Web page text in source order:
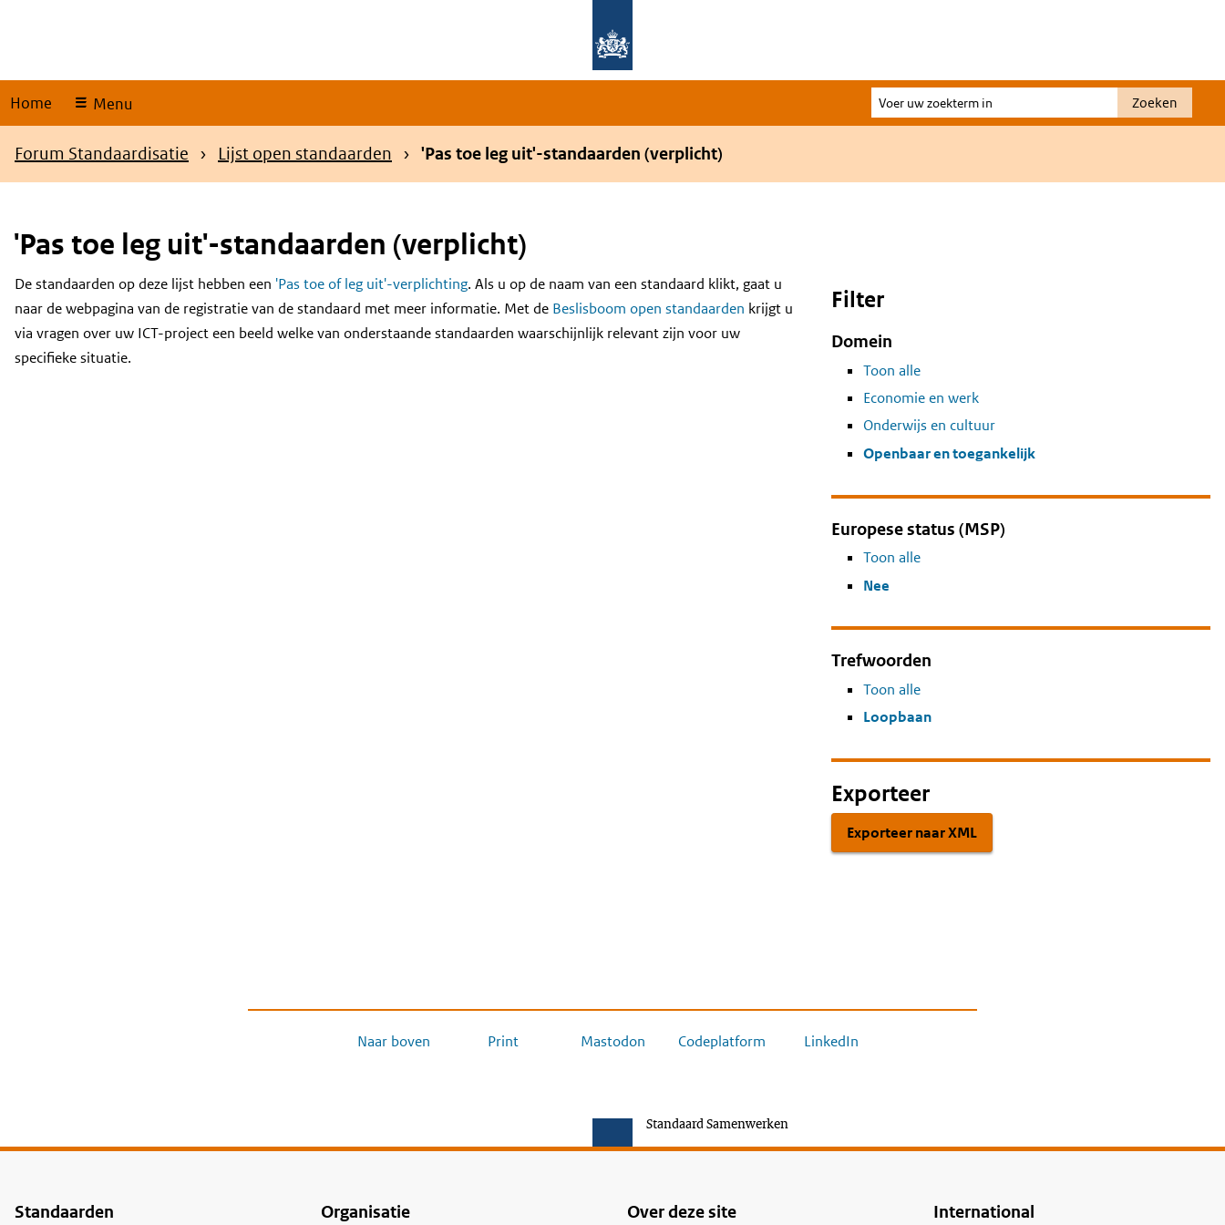
Home Menu
Voer
uw
Zoeken
Kruimelpad
Forum Standaardisatie Lijst open standaarden 'Pas toe leg uit'-standaarden (verplicht)
'Pas toe leg uit'-standaarden (verplicht)
Content
De standaarden op deze lijst hebben een 'Pas toe of leg uit'-verplichting. Als u op de naam van een standaard klikt, gaat u
naar de webpagina van de registratie van de standaard met meer informatie. Met de Beslisboom open standaarden krijgt u
via vragen over uw ICT-project een beeld welke van onderstaande standaarden waarschijnlijk relevant zijn voor uw
specifieke situatie.
Filter
Domein
Toon alle
Economie en werk
Onderwijs en cultuur
Openbaar en toegankelijk
Europese status (MSP)
Toon alle
Nee
Trefwoorden
Toon alle
Loopbaan
Exporteer
Exporteer naar XML
Naar boven Print Mastodon Codeplatform LinkedIn
Standaard Samenwerken
Voet
Standaarden Organisatie Over deze site International